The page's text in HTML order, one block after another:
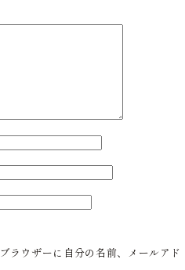
ラウザーに自分の名前、メールアド